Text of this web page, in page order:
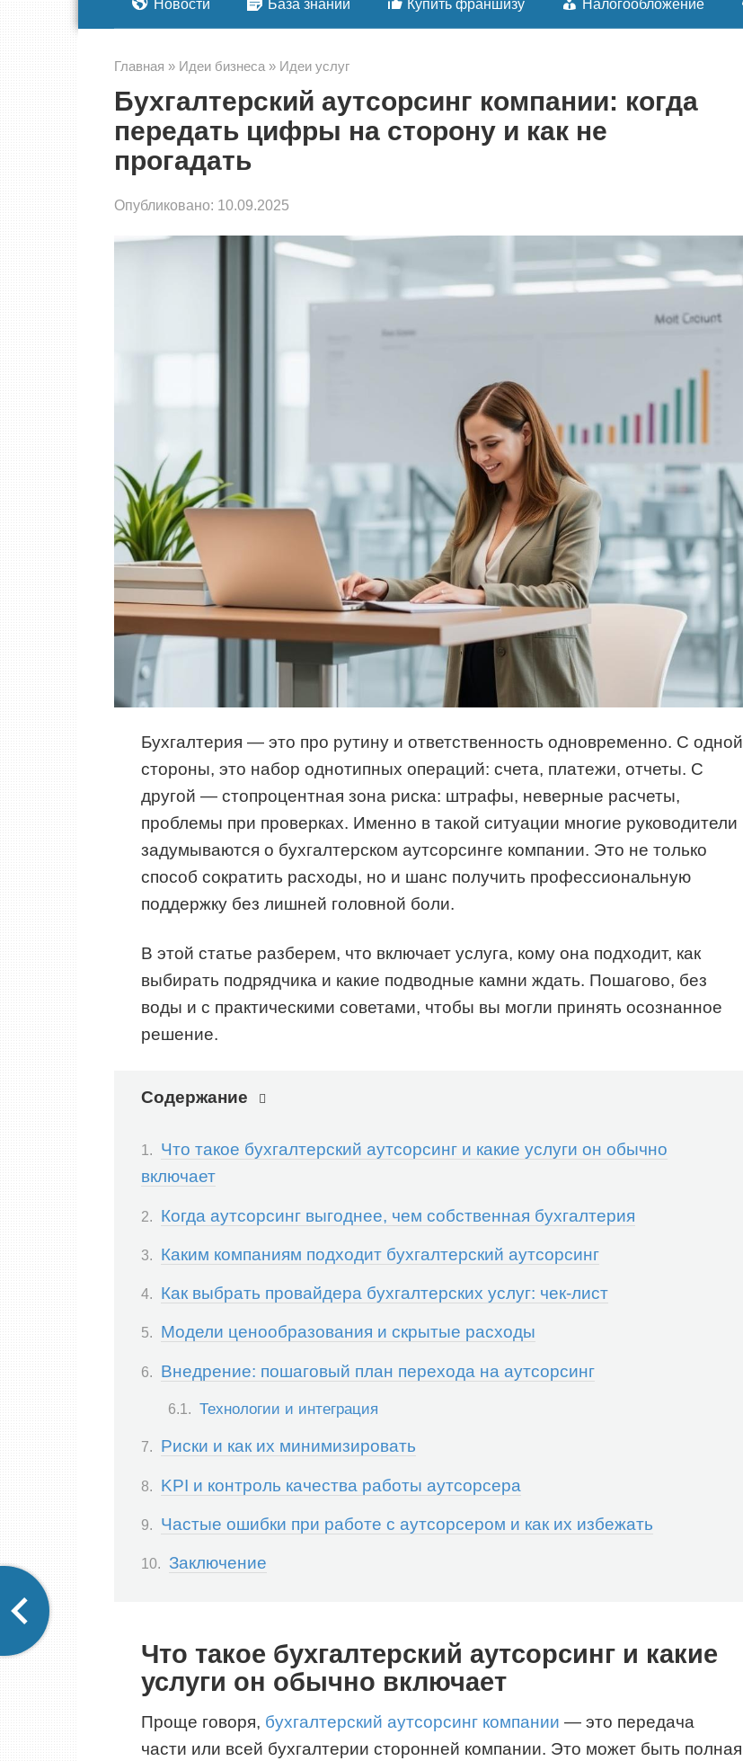
Новости База знаний Купить франшизу Налогообложение
Главная » Идеи бизнеса » Идеи услуг
Бухгалтерский аутсорсинг компании: когда
передать цифры на сторону и как не
прогадать
Опубликовано: 10.09.2025
Бухгалтерия — это про рутину и ответственность одновременно. С одной
стороны, это набор однотипных операций: счета, платежи, отчеты. С
другой — стопроцентная зона риска: штрафы, неверные расчеты,
проблемы при проверках. Именно в такой ситуации многие руководители
задумываются о бухгалтерском аутсорсинге компании. Это не только
способ сократить расходы, но и шанс получить профессиональную
поддержку без лишней головной боли.
В этой статье разберем, что включает услуга, кому она подходит, как
выбирать подрядчика и какие подводные камни ждать. Пошагово, без
воды и с практическими советами, чтобы вы могли принять осознанное
решение.
Содержание
Что такое бухгалтерский аутсорсинг и какие услуги он обычно
включает
Когда аутсорсинг выгоднее, чем собственная бухгалтерия
Каким компаниям подходит бухгалтерский аутсорсинг
Как выбрать провайдера бухгалтерских услуг: чек-лист
Модели ценообразования и скрытые расходы
Внедрение: пошаговый план перехода на аутсорсинг
Технологии и интеграция
Риски и как их минимизировать
KPI и контроль качества работы аутсорсера
Частые ошибки при работе с аутсорсером и как их избежать
Заключение
Что такое бухгалтерский аутсорсинг и какие
услуги он обычно включает
Проще говоря, бухгалтерский аутсорсинг компании — это передача
части или всей бухгалтерии сторонней компании. Это может быть полная